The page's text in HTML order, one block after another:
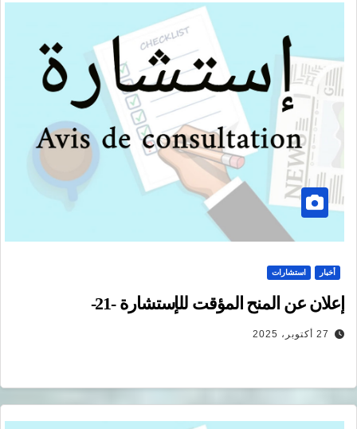
أخبار استشارات
إعلان عن المنح المؤقت للإستشارة -21-
27 أكتوبر، 2025